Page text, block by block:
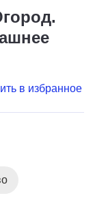
в избранное